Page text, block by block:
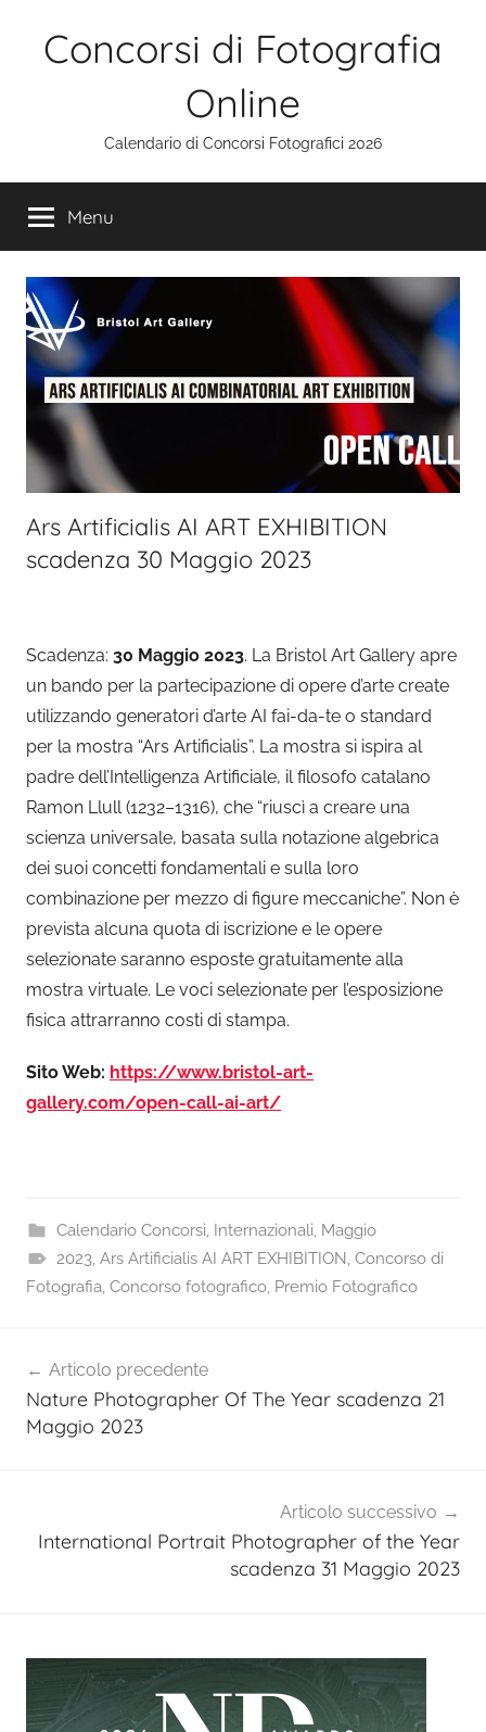
Concorsi di Fotografia
Online
Calendario di Concorsi Fotografici 2026
Menu
Ars Artificialis AI ART EXHIBITION
scadenza 30 Maggio 2023
Scadenza: 30 Maggio 2023. La Bristol Art Gallery apre
un bando per la partecipazione di opere d’arte create
utilizzando generatori d’arte AI fai-da-te o standard
per la mostra “Ars Artificialis”. La mostra si ispira al
padre dell’Intelligenza Artificiale, il filosofo catalano
Ramon Llull (1232–1316), che “riuscì a creare una
scienza universale, basata sulla notazione algebrica
dei suoi concetti fondamentali e sulla loro
combinazione per mezzo di figure meccaniche”. Non è
prevista alcuna quota di iscrizione e le opere
selezionate saranno esposte gratuitamente alla
mostra virtuale. Le voci selezionate per l’esposizione
fisica attrarranno costi di stampa.
Sito Web: https://www.bristol-art-
gallery.com/open-call-ai-art/
Calendario Concorsi, Internazionali, Maggio
2023, Ars Artificialis AI ART EXHIBITION, Concorso di
Fotografia, Concorso fotografico, Premio Fotografico
articoli
Articolo precedente
Nature Photographer Of The Year scadenza 21
Maggio 2023
Articolo successivo
International Portrait Photographer of the Year
scadenza 31 Maggio 2023